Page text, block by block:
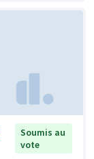
Soumis au
vote